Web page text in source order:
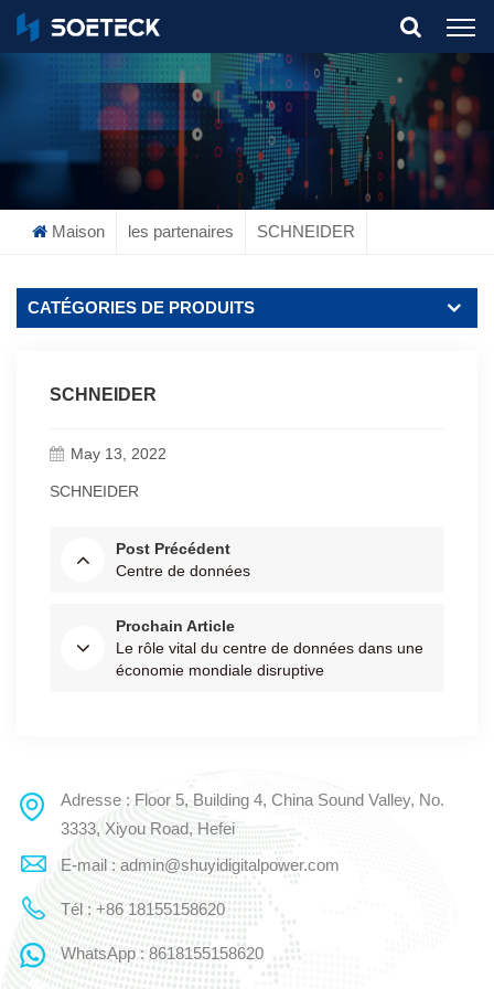
What Are You Looking For?
Maison les partenaires SCHNEIDER
CATÉGORIES DE PRODUITS
SCHNEIDER
May 13, 2022
SCHNEIDER
Post Précédent
Centre de données
Prochain Article
Le rôle vital du centre de données dans une
économie mondiale disruptive
Adresse : Floor 5, Building 4, China Sound Valley, No.
3333, Xiyou Road, Hefei
E-mail : admin@shuyidigitalpower.com
Tél : +86 18155158620
WhatsApp : 8618155158620